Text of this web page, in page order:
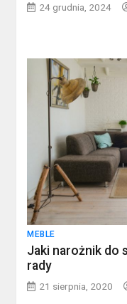
24 grudnia, 2024
MEBLE
Jaki narożnik do
rady
21 sierpnia, 2020